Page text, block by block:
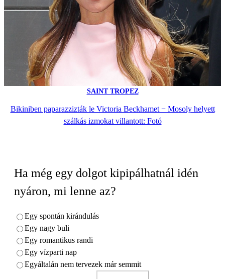
SAINT TROPEZ
Bikiniben paparazzizták le Victoria Beckhamet − Mosoly helyett
szálkás izmokat villantott: Fotó
Ha még egy dolgot kipipálhatnál idén
nyáron, mi lenne az?
Egy spontán kirándulás
Egy nagy buli
Egy romantikus randi
Egy vízparti nap
Egyáltalán nem tervezek már semmit